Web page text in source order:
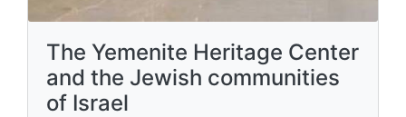
The Yemenite Heritage Center
and the Jewish communities
of Israel